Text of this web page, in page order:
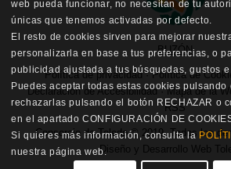
BUZÓN
Política de privacidad·Política de
Declaración de Accesibilidad·Mapa de la
RSS
Consorcio de Toledo © 2019. Todos los
Diseño y Desarrollo Web
web pueda funcionar, no necesitan de tu
únicas que tenemos activadas por defecto.
El resto de cookies sirven para mejorar
personalizarla en base a tus preferencias, o
publicidad ajustada a tus búsquedas, gustos
Puedes aceptar todas estas cookies pulsando
rechazarlas pulsando el botón RECHAZAR o
en el apartado CONFIGURACIÓN DE
Si quieres más información, consulta la
nuestra página web.